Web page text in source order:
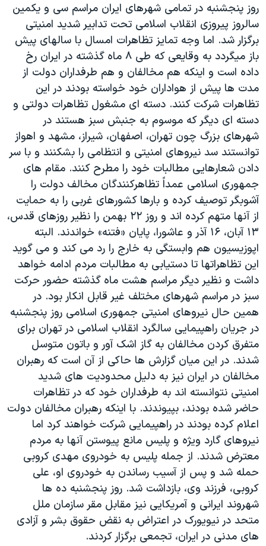
اعتراضات مردمی آبان ۹۸
اسرائیل در جنگ
نرگس محمدی برنده جایزه نوبل صلح
همایش محافظه‌کاران آمریکا «سی‌پک»
صفحه‌های ویژه
سفر پرزیدنت ترامپ به چین
روز پنجشنبه در تمامی شهرهای ايران مراسم سی و يکمين
سالروز پيروزی انقلاب اسلامی تحت تدابير شديد امنيتی
برگزار شد. اما وجه تمايز تظاهرات امسال با سالهای پيش
باز ميگردد به وقايعی که طی ۸ ماه گذشته در ايران رخ
داده است و اينکه هم مخالفان و هم طرفداران دولت از
مدت ها پيش از هواداران خود خواسته بودند در اين
تظاهرات شرکت کنند. دسته ای مشغول تظاهرات دولتی و
دسته ای ديگر که موسوم به جنبش سبز هستند در
شهرهای بزرگ چون تهران، اصفهان، شيراز، مشهد و اهواز
توانستند سد نيروهای امنيتی و انتظامی را بشکنند و با سر
دادن شعارهايی مطالبات خود را مطرح کنند. مقام های
جمهوری اسلامی عمداً تظاهرکنندگان مخالف دولت را
آشوبگر توصيف کرده و بارها کشورهای غربی را به حمايت
از آنها متهم کرده اند و روز ۲۲ بهمن را نظير روزهای قدس،
۱۳ آبان، ۱۶ آذر و عاشورا، پايان «فتنه» خواندند. البته
اپوزيسيون هم وابستگی به خارج را رد می کند و می گويد
اين تظاهراتها تا دستيابی به مطالبات مردم ادامه خواهد
داشت و نظير ديگر مراسم هشت ماه گذشته حضور حرکت
سبز در مراسم شهرهای مختلف غير قابل انکار بود. در
همين حال نيروهای امنيتی جمهوری اسلامی روز پنجشنبه
در جريان راهپيمايی سالگرد انقلاب اسلامی در تهران برای
متفرق کردن مخالفان به گاز اشک آور و باتون متوسل
شدند. در اين ميان گزارش ها حاکی از آن است که رهبران
مخالفان در ايران نيز به دليل محدوديت های شديد
امنيتی نتوانسته اند به طرفداران خود که در تظاهرات
حاضر شده بودند، بپيوندند. با اينکه رهبران مخالفان دولت
اعلام کرده بودند در راهپيمايی شرکت خواهند کرد اما
نيروهای گارد ويژه و پليس مانع پيوستن آنها به مردم
معترض شدند. از جمله پليس به خودروی مهدی کروبی
حمله شد و پس از آسيب رساندن به خودروی او، علی
کروبی، فرزند وی، بازداشت شد. روز پنجشنبه ده ها
شهروند ايرانی و آمريکايی نيز مقابل مقر سازمان ملل
متحد در نيويورک در اعتراض به نقض حقوق بشر و آزادی
های مدنی در ايران، تجمعی برگزار کردند.